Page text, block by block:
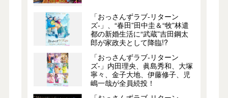
「おっさんずラブ-リターン
ズ-」、“春田”田中圭＆“牧”林遣
都の新婚生活に“武蔵”吉田鋼太
郎が家政夫として降臨!?
「おっさんずラブ-リターン
ズ-」内田理央、眞島秀和、大塚
寧々、金子大地、伊藤修子、児
嶋一哉が全員続投！